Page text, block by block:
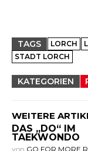
TAGS LORCH
STADT LORCH
KATEGORIEN
WEITERE
DAS „DO“ IM
TAEKWONDO
von GO FOR MORE